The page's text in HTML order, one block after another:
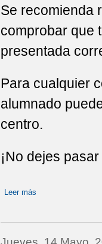
Se recomienda
comprobar que
presentada
Para cualquier
alumnado
centro.
¡No dejes
Leer más